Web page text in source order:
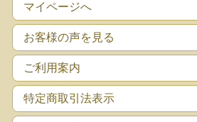
マイページへ
お客様の声を見る
ご利用案内
特定商取引法表示